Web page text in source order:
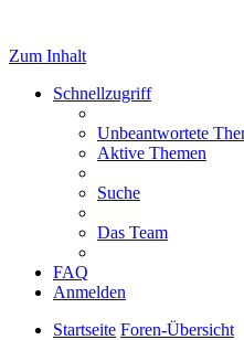
Zum Inhalt
Schnellzugriff
Unbeantwortete
Aktive Themen
Suche
Das Team
FAQ
Anmelden
Startseite Foren-Übersicht